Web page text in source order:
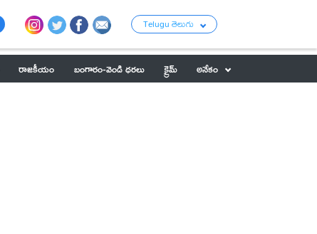
Telugu తెలుగు
రాజకీయం బంగారం-వెండి ధరలు క్రైమ్
అనేకం